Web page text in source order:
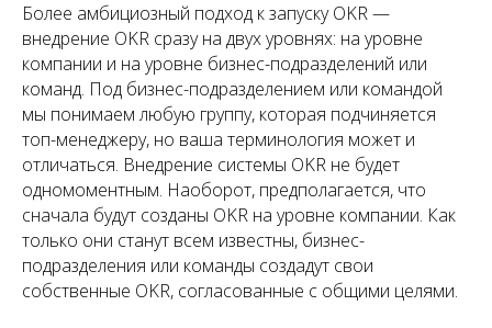
Более амбициозный подход к запуску OKR —
внедрение OKR сразу на двух уровнях: на уровне
компании и на уровне бизнес-подразделений или
команд. Под бизнес-подразделением или командой
мы понимаем любую группу, которая подчиняется
топ-менеджеру, но ваша терминология может и
отличаться. Внедрение системы OKR не будет
одномоментным. Наоборот, предполагается, что
сначала будут созданы OKR на уровне компании. Как
только они станут всем известны, бизнес-
подразделения или команды создадут свои
собственные OKR, согласованные с общими целями.